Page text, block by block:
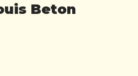
Beton